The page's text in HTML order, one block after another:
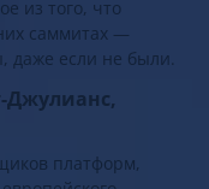
из того, что
саммитах —
даже если не были.
Джулианс,
платформ,